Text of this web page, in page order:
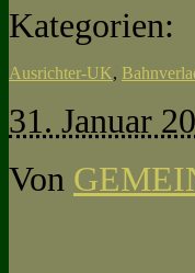
Kategorien:
Ausrichter-UK,
31. Januar
Von